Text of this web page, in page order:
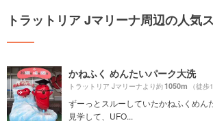
トラットリア Jマリーナ周辺の人気
かねふく めんたいパーク大洗
トラットリア Jマリーナより約1050m （徒歩
ずーっとスルーしていたかねふくめん
見学して、UFO...